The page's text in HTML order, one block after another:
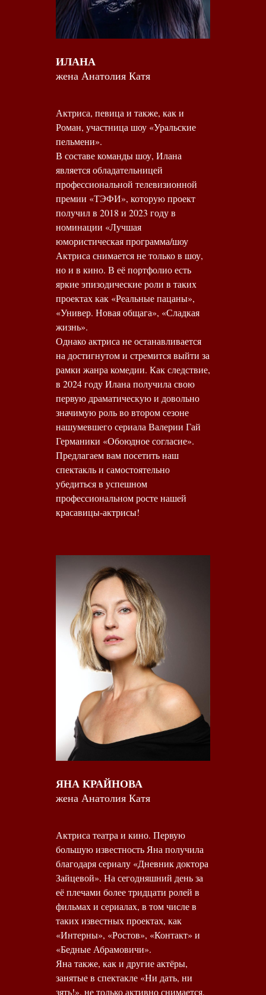
ИЛАНА
жена Анатолия Катя
Актриса, певица и также, как и
Роман, участница шоу «Уральские
пельмени».
В составе команды шоу, Илана
является обладательницей
профессиональной телевизионной
премии «ТЭФИ», которую проект
получил в 2018 и 2023 году в
номинации «Лучшая
юмористическая программа/шоу
Актриса снимается не только в шоу,
но и в кино. В её портфолио есть
яркие эпизодические роли в таких
проектах как «Реальные пацаны»,
«Универ. Новая общага», «Сладкая
жизнь».
Однако актриса не останавливается
на достигнутом и стремится выйти за
рамки жанра комедии. Как следствие,
в 2024 году Илана получила свою
первую драматическую и довольно
значимую роль во втором сезоне
нашумевшего сериала Валерии Гай
Германики «Обоюдное согласие».
Предлагаем вам посетить наш
спектакль и самостоятельно
убедиться в успешном
профессиональном росте нашей
красавицы-актрисы!
ЯНА КРАЙНОВА
жена Анатолия Катя
Актриса театра и кино. Первую
большую известность Яна получила
благодаря сериалу «Дневник доктора
Зайцевой». На сегодняшний день за
её плечами более тридцати ролей в
фильмах и сериалах, в том числе в
таких известных проектах, как
«Интерны», «Ростов», «Контакт» и
«Бедные Абрамовичи».
Яна также, как и другие актёры,
занятые в спектакле «Ни дать, ни
зять!», не только активно снимается,